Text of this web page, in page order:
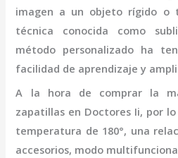
imagen a un objeto rígido o
técnica conocida como
método personalizado ha
facilidad de aprendizaje y
A la hora de comprar la
zapatillas en Doctores Ii, por
temperatura de 180°, una
accesorios, modo